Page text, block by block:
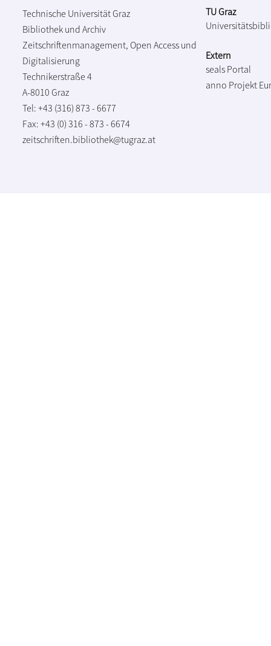
Technische Universität Graz
Bibliothek und Archiv
Zeitschriftenmanagement, Open Access und
Digitalisierung
Technikerstraße 4
A-8010 Graz
Tel: +43 (316) 873 - 6677
Fax: +43 (0) 316 - 873 - 6674
zeitschriften.bibliothek@tugraz.at
TU Graz
Extern
seals Portal
anno Projekt